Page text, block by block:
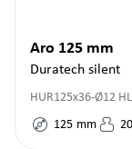
Aro 125 mm
Duratech silent
HUR125x36-Ø12
125 mm